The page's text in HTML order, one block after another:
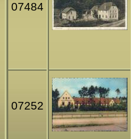
07484
07252